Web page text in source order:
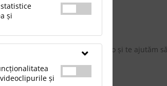
email la office@updateadv.ro şi te ajutăm
și
și